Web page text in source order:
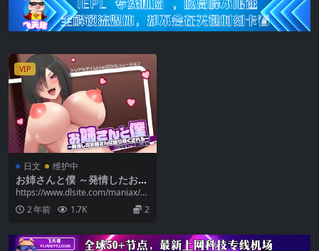
VIP
日文 维护中
お姉さんと僕 ～発情したお姉
さんに絞り尽くされる～
https://www.dlsite.com/maniax/w
ork/=/pro...
2 年前 1.7K 2